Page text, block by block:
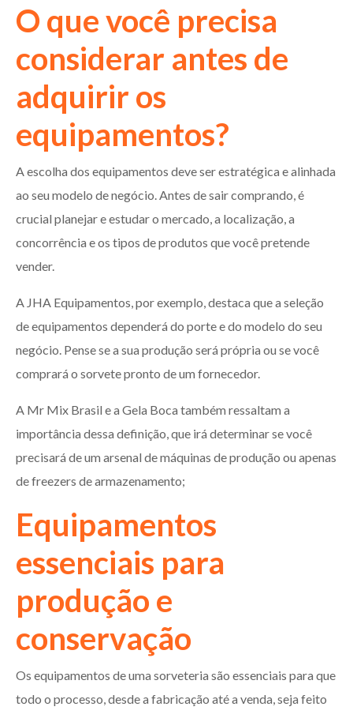
O que você precisa
considerar antes de
adquirir os
equipamentos?
A escolha dos equipamentos deve ser estratégica e alinhada
ao seu modelo de negócio. Antes de sair comprando, é
crucial planejar e estudar o mercado, a localização, a
concorrência e os tipos de produtos que você pretende
vender.
A JHA Equipamentos, por exemplo, destaca que a seleção
de equipamentos dependerá do porte e do modelo do seu
negócio. Pense se a sua produção será própria ou se você
comprará o sorvete pronto de um fornecedor.
A Mr Mix Brasil e a Gela Boca também ressaltam a
importância dessa definição, que irá determinar se você
precisará de um arsenal de máquinas de produção ou apenas
de freezers de armazenamento;
Equipamentos
essenciais para
produção e
conservação
Os equipamentos de uma sorveteria são essenciais para que
todo o processo, desde a fabricação até a venda, seja feito